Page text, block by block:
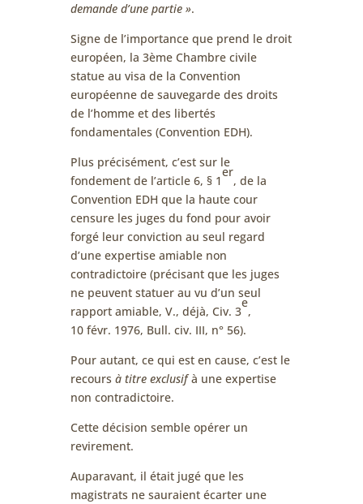
demande d’une partie ».
Signe de l’importance que prend le droit
européen, la 3ème Chambre civile
statue au visa de la Convention
européenne de sauvegarde des droits
de l’homme et des libertés
fondamentales (Convention EDH).
Plus précisément, c’est sur le
fondement de l’article 6, § 1
er
, de la
Convention EDH que la haute cour
censure les juges du fond pour avoir
forgé leur conviction au seul regard
d’une expertise amiable non
contradictoire (précisant que les juges
ne peuvent statuer au vu d’un seul
rapport amiable, V., déjà, Civ. 3
e
,
10 févr. 1976, Bull. civ. III, n° 56).
Pour autant, ce qui est en cause, c’est le
recours à titre exclusifà une expertise
non contradictoire.
Cette décision semble opérer un
revirement.
Auparavant, il était jugé que les
magistrats ne sauraient écarter une